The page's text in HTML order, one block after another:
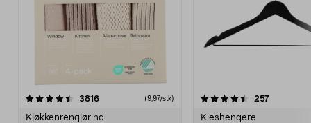
3816anmeldelser(9,97/stk)
Kjøkkenrengjøring
4.5av 5 stjerner 257
Kleshengere
4.5av 5 stjerner